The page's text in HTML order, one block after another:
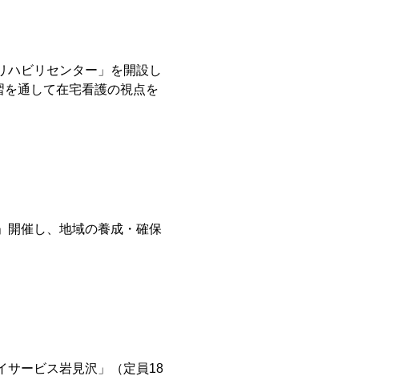
ビリセンター」を開設し
通して在宅看護の視点を
催し、地域の養成・確保
ービス岩見沢」（定員18